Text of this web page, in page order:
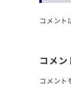
コメント
コメン
コメント